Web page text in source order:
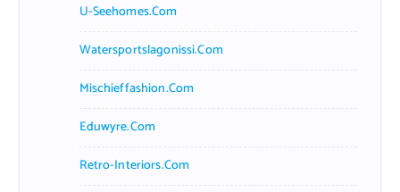
U-Seehomes.com
Watersportslagonissi.com
Mischieffashion.com
Eduwyre.com
Retro-Interiors.com